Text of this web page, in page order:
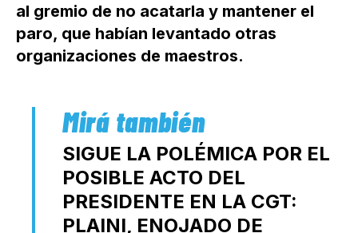
al gremio de no acatarla y mantener el
paro, que habían levantado otras
organizaciones de maestros.
SIGUE LA POLÉMICA POR EL
POSIBLE ACTO DEL
PRESIDENTE EN LA CGT:
PLAINI, ENOJADO DE